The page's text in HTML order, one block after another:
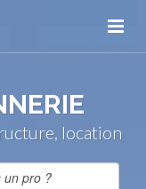
location